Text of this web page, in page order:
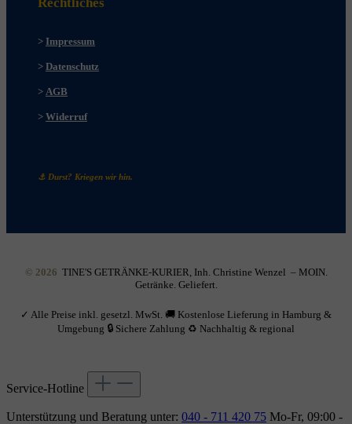
> Impressum
> Datenschutz
> AGB
> Widerruf
⚓ Durst? Kriegen wir hin.
© 2026 TINE'S GETRÄNKE-KURIER, Inh. Christine Wenzel – MOIN.
Getränke. Geliefert.
✓ Alle Preise inkl. gesetzl. MwSt. 🚚 Kostenlose Lieferung in Hamburg &
Umgebung 🔒 Sichere Zahlung ♻ Nachhaltig & regional
Service-Hotline
Unterstützung und Beratung unter: 040 - 711 420 75 Mo-Fr, 09:00 -